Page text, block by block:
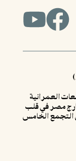
العمرانية
مصر في قلب
التجمع الخامس